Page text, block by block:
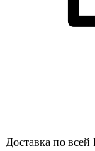
Доставка по всей